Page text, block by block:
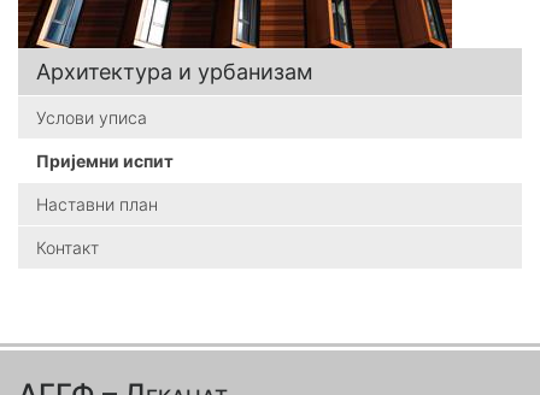
Архитектура и урбанизам
Услови уписа
Пријемни испит
Наставни план
Контакт